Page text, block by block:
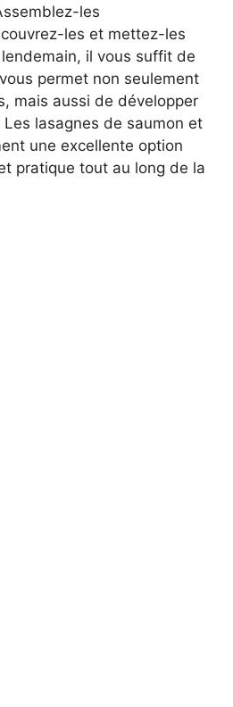
les
les et mettez-les
il vous suffit de
permet non seulement
mais aussi de développer
lasagnes de saumon et
une excellente option
pratique tout au long de la